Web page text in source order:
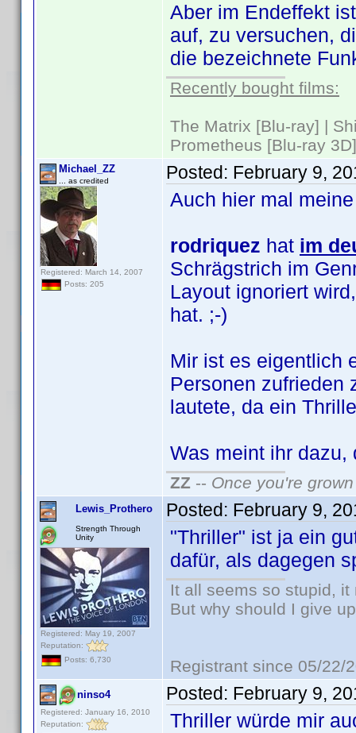
Aber im Endeffekt
auf, zu versuchen,
die bezeichnete
Recently bought films:
The Matrix [Blu-ray] |
Prometheus [Blu-ray
Michael_ZZ
... as credited
Registered: March 14, 2007
Posts: 205
Posted: February 9,
Auch hier mal
rodriquez hat im
Schrägstrich im
Layout ignoriert
hat. ;-)
Mir ist es eigentlich
Personen zufrieden
lautete, da ein
Was meint ihr dazu,
ZZ -- Once you're
Lewis_Prothero
Strength Through
Unity
Registered: May 19, 2007
Reputation:
Posts: 6,730
Posted: February 9,
"Thriller" ist ja ein
dafür, als dagegen
It all seems so stupid,
But why should I give
Registrant since 05/22/
ninso4
Registered: January 16, 2010
Reputation:
Posted: February 9,
Thriller würde mir